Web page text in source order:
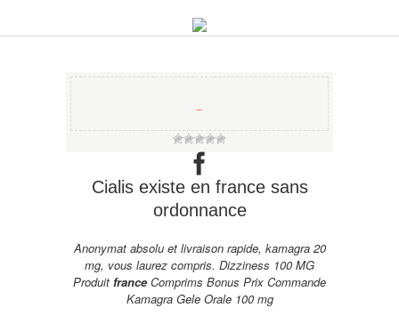
−
Cialis existe en france sans
ordonnance
Anonymat absolu et livraison rapide, kamagra 20
mg, vous laurez compris. Dizziness 100 MG
Produit france Comprims Bonus Prix Commande
Kamagra Gele Orale 100 mg